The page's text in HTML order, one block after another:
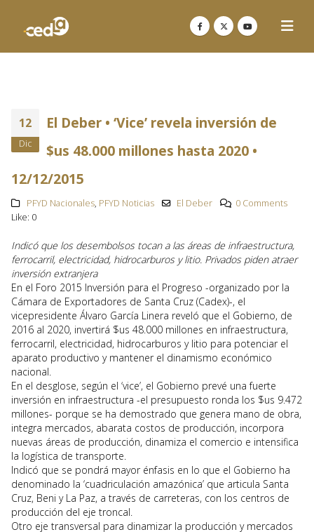
12
Dic
El Deber • ‘Vice’ revela inversión de
$us 48.000 millones hasta 2020 •
12/12/2015
PFYD Nacionales, PFYD Noticias El Deber
0 Comments
Like: 0
Indicó que los desembolsos tocan a las áreas de infraestructura,
ferrocarril, electricidad, hidrocarburos y litio. Privados piden atraer
inversión extranjera
En el Foro 2015 Inversión para el Progreso -organizado por la
Cámara de Exportadores de Santa Cruz (Cadex)-, el
vicepresidente Álvaro García Linera reveló que el Gobierno, de
2016 al 2020, invertirá $us 48.000 millones en infraestructura,
ferrocarril, electricidad, hidrocarburos y litio para potenciar el
aparato productivo y mantener el dinamismo económico
nacional.
En el desglose, según el ‘vice’, el Gobierno prevé una fuerte
inversión en infraestructura -el presupuesto ronda los $us 9.472
millones- porque se ha demostrado que genera mano de obra,
integra mercados, abarata costos de producción, incorpora
nuevas áreas de producción, dinamiza el comercio e intensifica
la logística de transporte.
Indicó que se pondrá mayor énfasis en lo que el Gobierno ha
denominado la ‘cuadriculación amazónica’ que articula Santa
Cruz, Beni y La Paz, a través de carreteras, con los centros de
producción del eje troncal.
Otro eje transversal para dinamizar la producción y mercados